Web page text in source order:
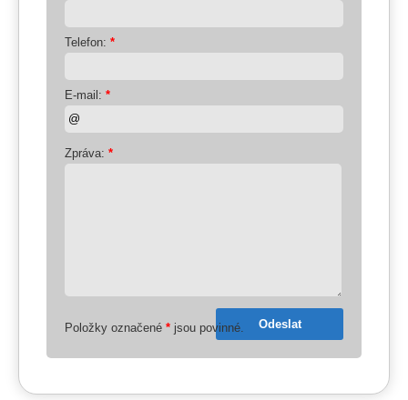
Telefon: *
E-mail: *
Zpráva: *
Položky označené * jsou povinné.